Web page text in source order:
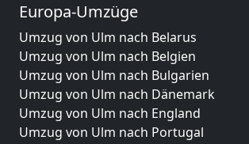
Europa-Umzüge
Umzug von Ulm nach Belarus
Umzug von Ulm nach Belgien
Umzug von Ulm nach Bulgarien
Umzug von Ulm nach Dänemark
Umzug von Ulm nach England
Umzug von Ulm nach Portugal